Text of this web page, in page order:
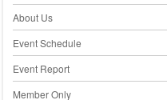
About Us
Event Schedule
Event Report
Member Only